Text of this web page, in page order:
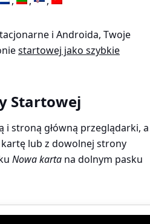
i Androida, Twoje
startowej jako szybkie
Startowej
stroną główną przeglądarki, a
lub z dowolnej strony
Nowa karta na dolnym pasku